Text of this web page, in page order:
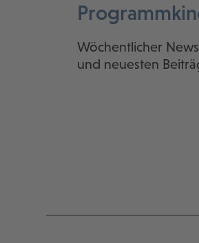
Wöchentlicher
und neuesten